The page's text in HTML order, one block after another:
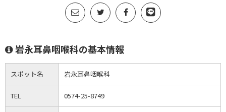
岩永耳鼻咽喉科の基本情報
スポット名 岩永耳鼻咽喉科
TEL 0574-25-8749